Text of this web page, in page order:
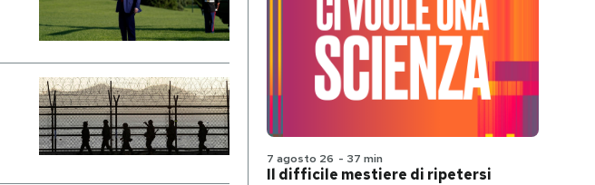
7 agosto 26 - 37 min
Il difficile mestiere di ripetersi